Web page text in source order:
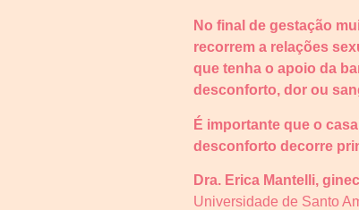
No final de gestação
recorrem a relações
que tenha o apoio da
desconforto, dor ou
É importante que o
desconforto decorre
Dra. Erica Mantelli,
Universidade de Santo